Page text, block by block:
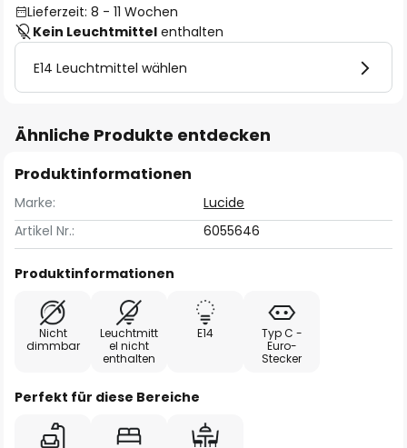
Lieferzeit: 8 - 11 Wochen
Kein Leuchtmittel enthalten
E14 Leuchtmittel wählen
Ähnliche Produkte entdecken
Produktinformationen
Marke:
Lucide
Artikel Nr.:
6055646
Produktinformationen
Nicht
dimmbar
Leuchtmitt
el nicht
enthalten
E14
Typ C -
Euro-
Stecker
Perfekt für diese Bereiche